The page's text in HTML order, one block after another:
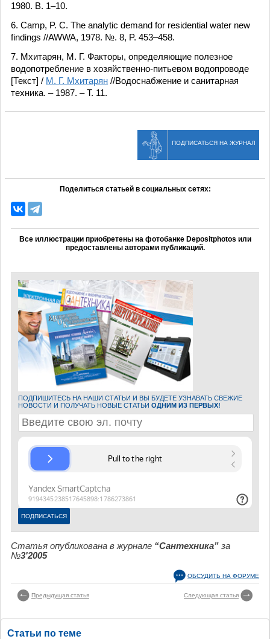
1980. B. 1–10.
6. Camp, P. C. The analytic demand for residential water new
findings //AWWA, 1978. №. 8, P. 453–458.
7. Мхитарян, М. Г. Факторы, определяющие полезное
водопотребление в хозяйственно-питьевом водопроводе
[Текст] / М. Г. Мхитарян //Водоснабжение и санитарная
техника. – 1987. – Т. 11.
ПОДПИСАТЬСЯ НА ЖУРНАЛ
Поделиться статьей в социальных сетях:
Все иллюстрации приобретены на фотобанке Depositphotos или
предоставлены авторами публикаций.
ПОДПИШИТЕСЬ НА НАШИ СТАТЬИ И ВЫ БУДЕТЕ УЗНАВАТЬ СВЕЖИЕ
НОВОСТИ И ПОЛУЧАТЬ НОВЫЕ СТАТЬИ ОДНИМ ИЗ ПЕРВЫХ!
Статья опубликована в журнале “Сантехника” за
№3'2005
ОБСУДИТЬ НА ФОРУМЕ
Предыдущая статья Следующая статья
Статьи по теме